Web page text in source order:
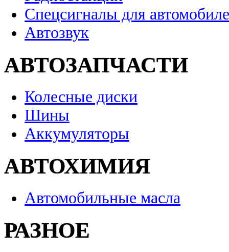
Спецсигналы для
Автозвук
АВТОЗАПЧАСТИ
Колесные диски
Шины
Аккумуляторы
АВТОХИМИЯ
Автомобильные масла
РАЗНОЕ